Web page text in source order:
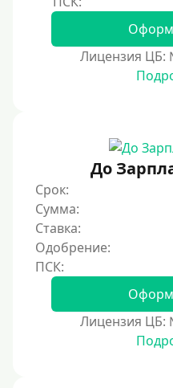
На Новый Год
Чтобы улучшить
регулярно погашать
контролировать
использовать
Для бизнеса
Документы
Без документов
По ИНН
По загранпаспорту
Лицензия ЦБ:
До
Срок:
Сумма:
Ставка:
Одобрение:
Лицензия ЦБ: